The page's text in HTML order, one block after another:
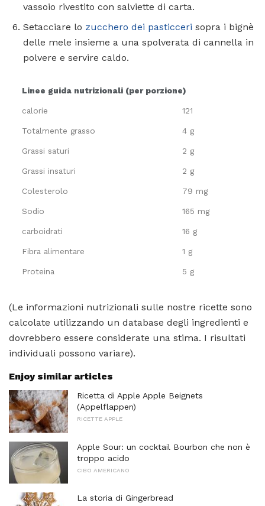
vassoio rivestito con salviette di carta.
Setacciare lo zucchero dei pasticceri sopra i bignè
delle mele insieme a una spolverata di cannella in
polvere e servire caldo.
Linee guida nutrizionali (per porzione)
calorie 121
Totalmente grasso 4 g
Grassi saturi 2 g
Grassi insaturi 2 g
Colesterolo 79 mg
Sodio 165 mg
carboidrati 16 g
Fibra alimentare 1 g
Proteina 5 g
(Le informazioni nutrizionali sulle nostre ricette sono
calcolate utilizzando un database degli ingredienti e
dovrebbero essere considerate una stima. I risultati
individuali possono variare).
Enjoy similar articles
Ricetta di Apple Apple Beignets
(Appelflappen)
RICETTE APPLE
Apple Sour: un cocktail Bourbon che non è
troppo acido
CIBO AMERICANO
La storia di Gingerbread